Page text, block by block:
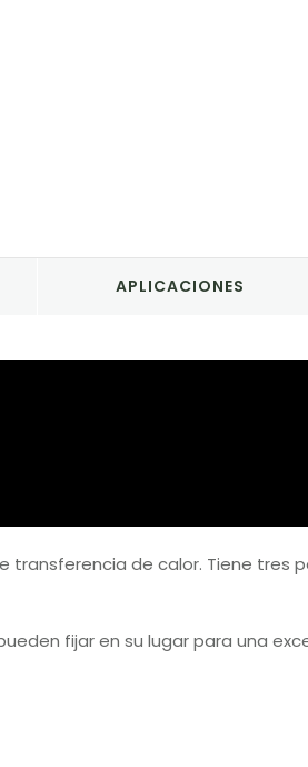
APLICACIONES
transferencia de calor. Tiene tres
fijar en su lugar para una